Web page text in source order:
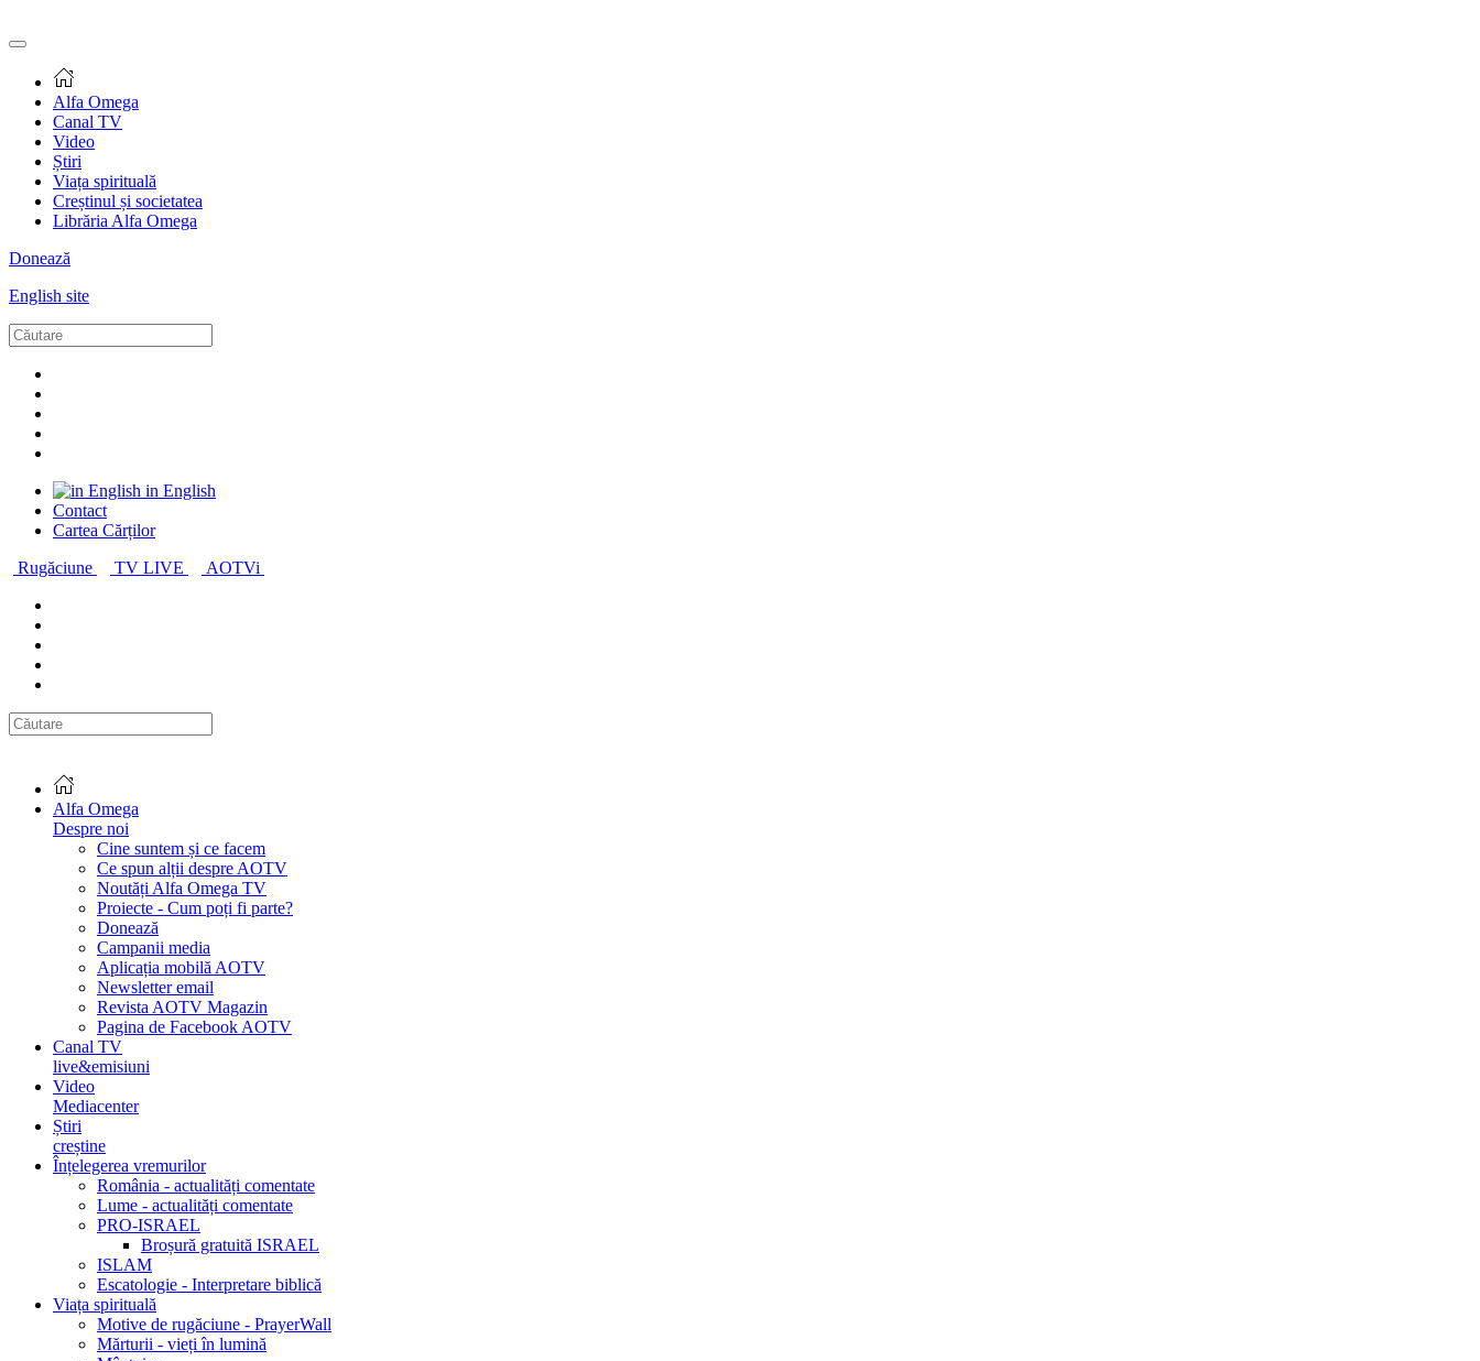
Alfa Omega
Canal TV
Video
Știri
Viața spirituală
Creștinul și societatea
Librăria Alfa Omega
Donează
English site
in English
Contact
Cartea Cărților
Rugăciune
TV LIVE AOTVi
Alfa Omega
Despre noi
Cine suntem și ce facem
Ce spun alții despre AOTV
Noutăți Alfa Omega TV
Proiecte - Cum poți fi parte?
Donează
Campanii media
Aplicația mobilă AOTV
Newsletter email
Revista AOTV Magazin
Pagina de Facebook AOTV
Canal TV
live&emisiuni
Video
Mediacenter
Știri
creștine
Înțelegerea vremurilor
România - actualități comentate
Lume - actualități comentate
PRO-ISRAEL
Broșură gratuită ISRAEL
ISLAM
Escatologie - Interpretare biblică
Viața spirituală
Motive de rugăciune - PrayerWall
Mărturii - vieți în lumină